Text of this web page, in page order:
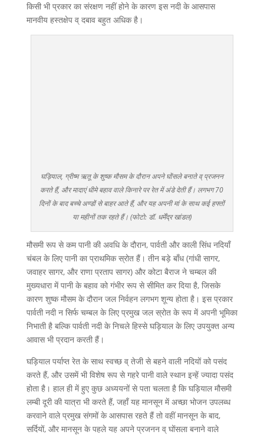
किसी भी प्रकार का संरक्षण नहीं होने के कारण इस नदी के आसपास
मानवीय हस्तक्षेप व् दबाव बहुत अधिक है।
घड़ियाल, ग्रीष्म ऋतू के शुष्क मौसम के दौरान अपने घोंसले बनाते व् प्रजनन
करते हैं, और मादाएं धीमे बहाव वाले किनारे पर रेत में अंडे देती हैं। लगभग 70
दिनों के बाद बच्चे अण्डों से बाहर आते हैं, और यह अपनी मां के साथ कई हफ्तों
या महीनों तक रहते हैं। (फोटो: डॉ. धर्मेंद्र खांडल)
मौसमी रूप से कम पानी की अवधि के दौरान, पार्वती और काली सिंध नदियाँ
चंबल के लिए पानी का प्राथमिक स्रोत हैं। तीन बड़े बाँध (गांधी सागर,
जवाहर सागर, और राणा प्रताप सागर) और कोटा बैराज ने चम्बल की
मुख्यधारा में पानी के बहाव को गंभीर रूप से सीमित कर दिया है, जिसके
कारण शुष्क मौसम के दौरान जल निर्वहन लगभग शून्य होता है। इस प्रकार
पार्वती नदी न सिर्फ चम्बल के लिए प्रमुख जल स्रोत के रूप में अपनी भूमिका
निभाती है बल्कि पार्वती नदी के निचले हिस्से घड़ियाल के लिए उपयुक्त अन्य
आवास भी प्रदान करती हैं।
घड़ियाल पर्याप्त रेत के साथ स्वच्छ व् तेजी से बहने वाली नदियों को पसंद
करते हैं, और उसमें भी विशेष रूप से गहरे पानी वाले स्थान इन्हें ज्यादा पसंद
होता है। हाल ही में हुए कुछ अध्ययनों से पता चलता है कि घड़ियाल मौसमी
लम्बी दूरी की यात्रा भी करते हैं, जहाँ यह मानसून में अच्छा भोजन उपलब्ध
करवाने वाले प्रमुख संगमों के आसपास रहते हैं तो वहीं मानसून के बाद,
सर्दियों, और मानसून के पहले यह अपने प्रजनन व् घोंसला बनाने वाले